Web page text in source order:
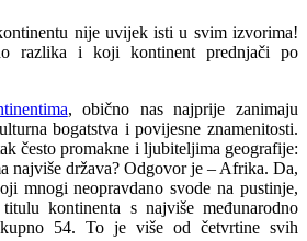
nije uvijek isti u svim izvorima!
razlika i koji kontinent prednjači po
, obično nas najprije zanimaju
bogatstva i povijesne znamenitosti.
često promakne i ljubiteljima geografije:
najviše država? Odgovor je – Afrika. Da,
mnogi neopravdano svode na pustinje,
kontinenta s najviše međunarodno
54. To je više od četvrtine svih